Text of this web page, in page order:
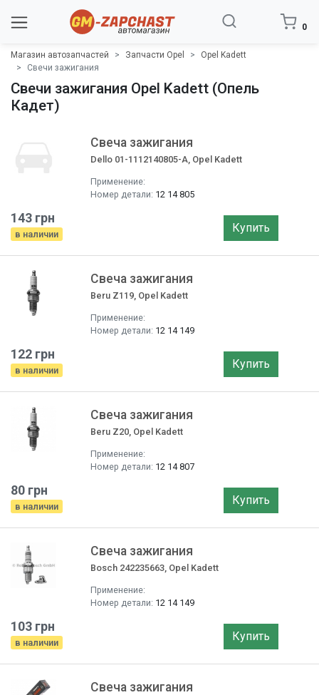
0
Магазин автозапчастей Запчасти Opel
Opel Kadett
Свечи зажигания
Свечи зажигания Opel Kadett (Опель
Кадет)
Свеча зажигания
Dello 01-1112140805-A, Opel Kadett
Применение:
Номер детали: 12 14 805
143 грн
в наличии Купить
Свеча зажигания
Beru Z119, Opel Kadett
Применение:
Номер детали: 12 14 149
122 грн
в наличии Купить
Свеча зажигания
Beru Z20, Opel Kadett
Применение:
Номер детали: 12 14 807
80 грн
в наличии Купить
Свеча зажигания
Bosch 242235663, Opel Kadett
Применение:
Номер детали: 12 14 149
103 грн
в наличии Купить
Свеча зажигания